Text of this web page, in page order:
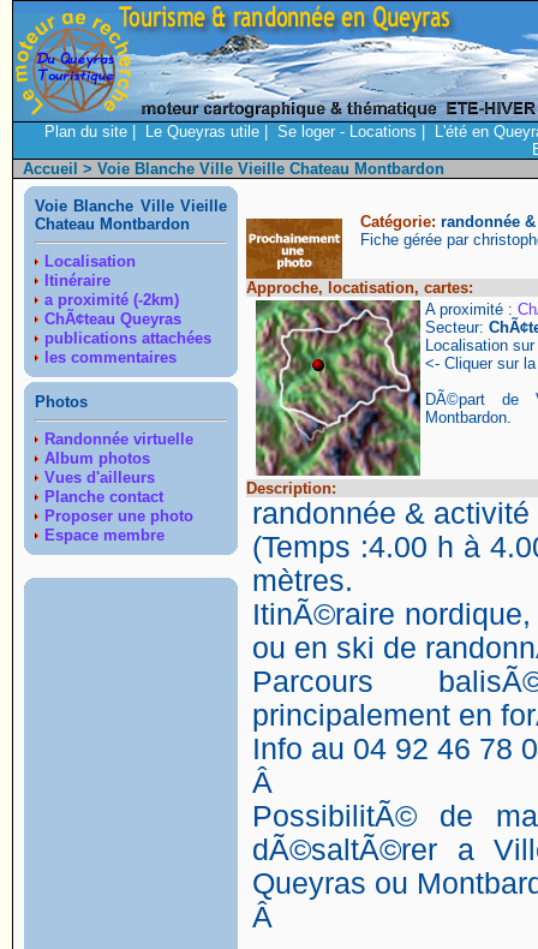
Plan du site Le Queyras utile Se loger - Locations
L'été en
Accueil > Voie Blanche Ville Vieille Chateau Montbardon
Voie Blanche Ville Vieille
Chateau Montbardon
Localisation
Itinéraire
a proximité (-2km)
ChÃ¢teau Queyras
publications attachées
les commentaires
Photos
Randonnée virtuelle
Album photos
Vues d'ailleurs
Planche contact
Proposer une photo
Espace membre
Catégorie: randonnée
Fiche gérée par
Approche, locatisation, cartes:
A proximité :
Secteur:
Localisation sur
<- Cliquer sur
DÃ©part de
Montbardon.
Description:
randonnée &
(Temps :4.00 h à
mètres.
ItinÃ©raire
ou en ski de
Parcours
principalement en
Info au 04 92 46 78
Â
PossibilitÃ© de
dÃ©saltÃ©rer a
Queyras ou
Â